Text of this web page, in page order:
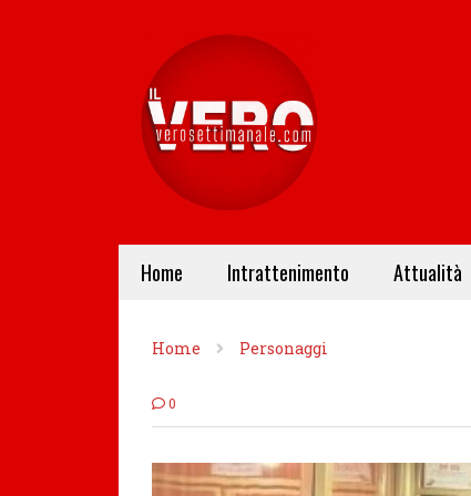
Home Intrattenimento Attualità
Home Personaggi
0